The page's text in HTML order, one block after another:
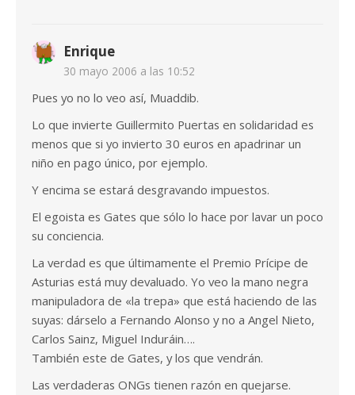
Enrique
30 mayo 2006 a las 10:52
Pues yo no lo veo así, Muaddib.
Lo que invierte Guillermito Puertas en solidaridad es
menos que si yo invierto 30 euros en apadrinar un
niño en pago único, por ejemplo.
Y encima se estará desgravando impuestos.
El egoista es Gates que sólo lo hace por lavar un poco
su conciencia.
La verdad es que últimamente el Premio Prícipe de
Asturias está muy devaluado. Yo veo la mano negra
manipuladora de «la trepa» que está haciendo de las
suyas: dárselo a Fernando Alonso y no a Angel Nieto,
Carlos Sainz, Miguel Induráin….
También este de Gates, y los que vendrán.
Las verdaderas ONGs tienen razón en quejarse.